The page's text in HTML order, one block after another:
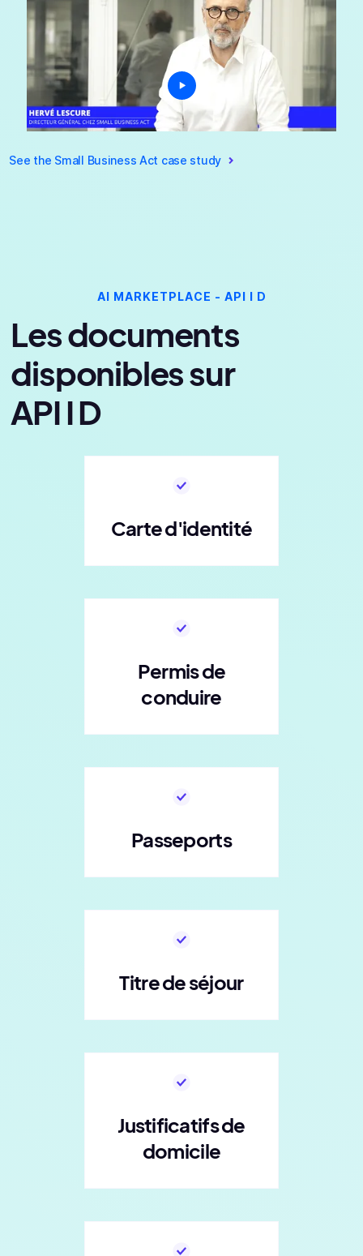
See the Small Business Act case study
AI MARKETPLACE - API I D
Les documents
disponibles sur
API I D
Carte d'identité
Permis de
conduire
Passeports
Titre de séjour
Justificatifs de
domicile